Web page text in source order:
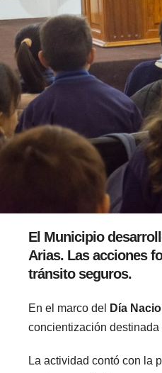
El Municipio
Arias. Las acciones
tránsito seguros.
En el marco del Día
concientización
La actividad contó con la